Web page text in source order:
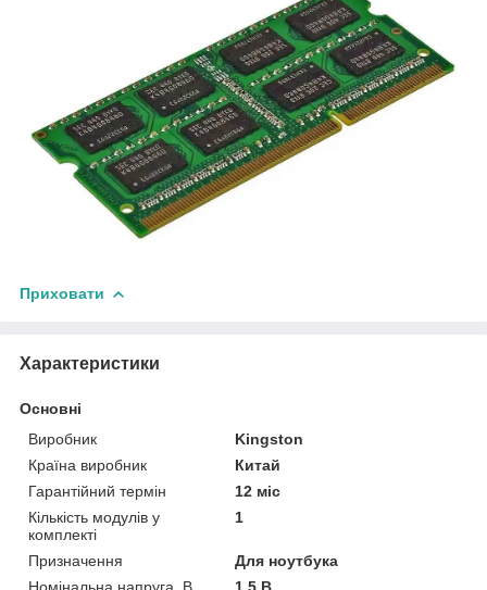
Приховати
Характеристики
Основні
Виробник
Kingston
Країна виробник
Китай
Гарантійний термін
12 міс
Кількість модулів у
комплекті
1
Призначення
Для ноутбука